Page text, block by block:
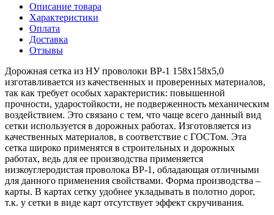
Описание товара
Характеристики
Оплата
Доставка
Отзывы
Дорожная сетка из НУ проволоки ВР-1 158х158х5,0
изготавливается из качественных и проверенных материалов,
так как требует особых характеристик: повышенной
прочности, ударостойкости, не подверженность механическим
воздействием. Это связано с тем, что чаще всего данный вид
сетки используется в дорожных работах. Изготовляется из
качественных материалов, в соответствие с ГОСТом. Эта
сетка широко применятся в строительных и дорожных
работах, ведь для ее производства применяется
низкоуглеродистая проволока ВР-1, обладающая отличными
для данного применения свойствами. Форма производства –
карты. В картах сетку удобнее укладывать в полотно дорог,
т.к. у сетки в виде карт отсутствует эффект скручивания.